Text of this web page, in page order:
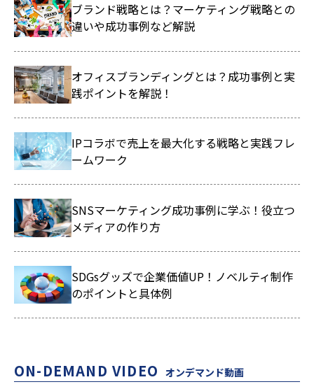
ブランド戦略とは？マーケティング戦略との
違いや成功事例など解説
オフィスブランディングとは？成功事例と実
践ポイントを解説！
IPコラボで売上を最大化する戦略と実践フレ
ームワーク
SNSマーケティング成功事例に学ぶ！役立つ
メディアの作り方
SDGsグッズで企業価値UP！ノベルティ制作
のポイントと具体例
ON-DEMAND VIDEO オンデマンド動画